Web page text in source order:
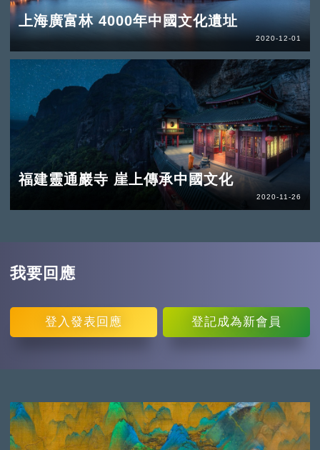
上海廣富林 4000年中國文化遺址
2020-12-01
福建靈通巖寺 崖上傳承中國文化
2020-11-26
我要回應
登入 發表回應 登記成為新會員